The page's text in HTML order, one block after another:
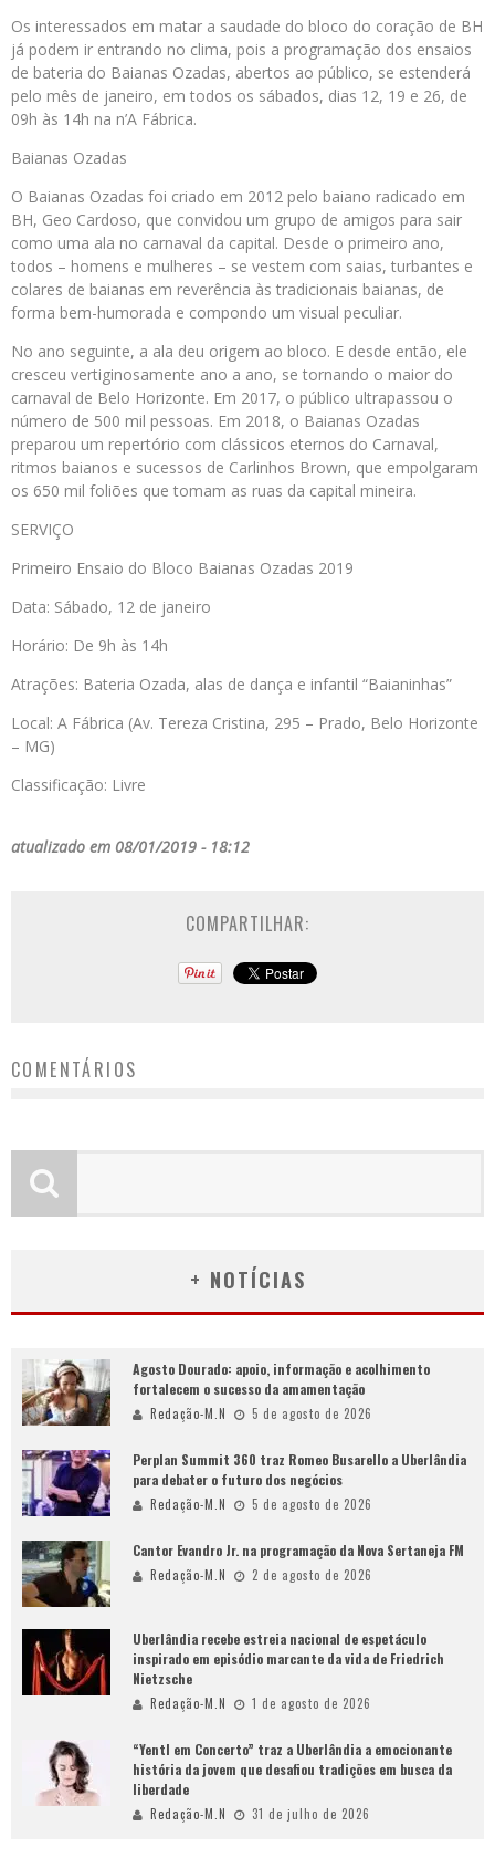
Os interessados em matar a saudade do bloco do coração de BH
já podem ir entrando no clima, pois a programação dos ensaios
de bateria do Baianas Ozadas, abertos ao público, se estenderá
pelo mês de janeiro, em todos os sábados, dias 12, 19 e 26, de
09h às 14h na n’A Fábrica.
Baianas Ozadas
O Baianas Ozadas foi criado em 2012 pelo baiano radicado em
BH, Geo Cardoso, que convidou um grupo de amigos para sair
como uma ala no carnaval da capital. Desde o primeiro ano,
todos – homens e mulheres – se vestem com saias, turbantes e
colares de baianas em reverência às tradicionais baianas, de
forma bem-humorada e compondo um visual peculiar.
No ano seguinte, a ala deu origem ao bloco. E desde então, ele
cresceu vertiginosamente ano a ano, se tornando o maior do
carnaval de Belo Horizonte. Em 2017, o público ultrapassou o
número de 500 mil pessoas. Em 2018, o Baianas Ozadas
preparou um repertório com clássicos eternos do Carnaval,
ritmos baianos e sucessos de Carlinhos Brown, que empolgaram
os 650 mil foliões que tomam as ruas da capital mineira.
SERVIÇO
Primeiro Ensaio do Bloco Baianas Ozadas 2019
Data: Sábado, 12 de janeiro
Horário: De 9h às 14h
Atrações: Bateria Ozada, alas de dança e infantil “Baianinhas”
Local: A Fábrica (Av. Tereza Cristina, 295 – Prado, Belo Horizonte
– MG)
Classificação: Livre
atualizado em 08/01/2019 - 18:12
COMPARTILHAR:
COMENTÁRIOS
+ NOTÍCIAS
Agosto Dourado: apoio, informação e acolhimento
fortalecem o sucesso da amamentação
Redação-M.N 5 de agosto de 2026
Perplan Summit 360 traz Romeo Busarello a Uberlândia
para debater o futuro dos negócios
Redação-M.N 5 de agosto de 2026
Cantor Evandro Jr. na programação da Nova Sertaneja FM
Redação-M.N 2 de agosto de 2026
Uberlândia recebe estreia nacional de espetáculo
inspirado em episódio marcante da vida de Friedrich
Nietzsche
Redação-M.N 1 de agosto de 2026
“Yentl em Concerto” traz a Uberlândia a emocionante
história da jovem que desafiou tradições em busca da
liberdade
Redação-M.N 31 de julho de 2026